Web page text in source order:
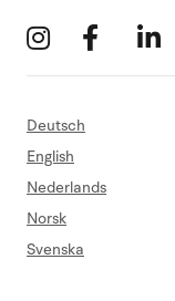
Deutsch
English
Nederlands
Norsk
Svenska